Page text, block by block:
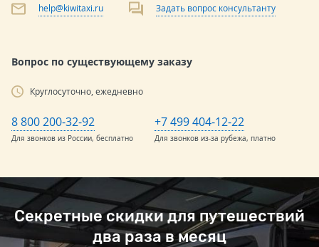
help@kiwitaxi.ru Задать вопрос консультанту
Вопрос по существующему заказу
Круглосуточно, ежедневно
8 800 200-32-92
Для звонков из России, бесплатно
+7 499 404-12-22
Для звонков из-за рубежа, платно
Секретные скидки для путешествий
два раза в месяц